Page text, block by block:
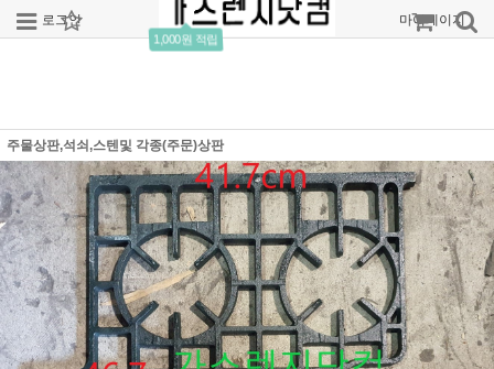
로그인 회원가입
1,000원 적립
주문조회 마이페이지
주물상판,석쇠,스텐및 각종(주문)상판